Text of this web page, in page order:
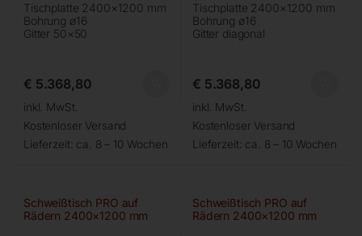
Tischplatte 2400×1200 mm
Bohrung ø16
Gitter 50×50
€ 5.368,80
inkl. MwSt.
Kostenloser Versand
Lieferzeit: ca. 8 – 10 Wochen
Tischplatte 2400×1200 mm
Bohrung ø16
Gitter diagonal
€ 5.368,80
inkl. MwSt.
Kostenloser Versand
Lieferzeit: ca. 8 – 10 Wochen
Schweißtisch PRO auf
Rädern 2400×1200 mm
Schweißtisch PRO auf
Rädern 2400×1200 mm